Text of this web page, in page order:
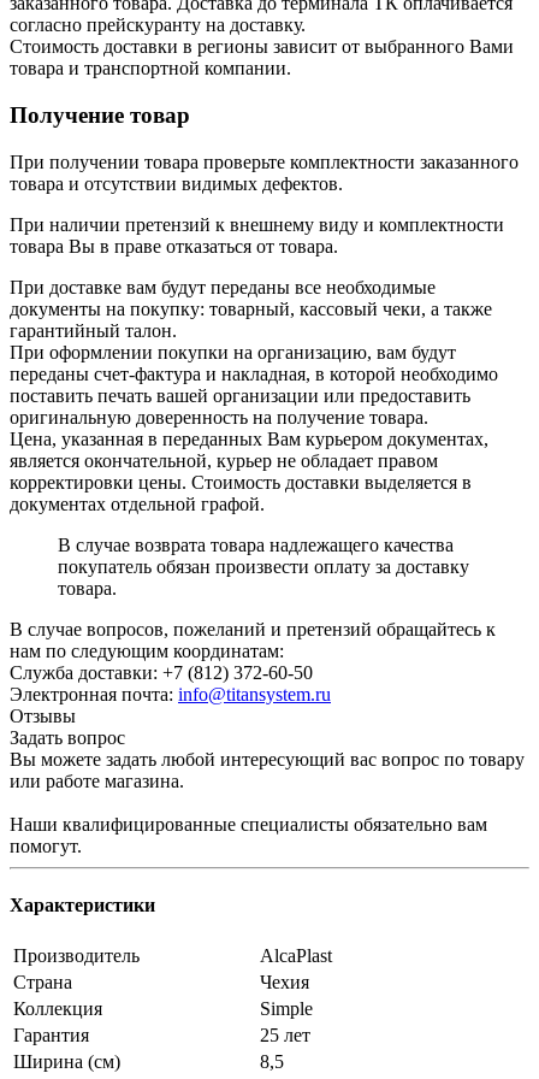
согласно прейскуранту на доставку.
Стоимость доставки в регионы зависит от выбранного Вами
товара и транспортной компании.
Получение товар
При получении товара проверьте комплектности заказанного
товара и отсутствии видимых дефектов.
При наличии претензий к внешнему виду и комплектности
товара Вы в праве отказаться от товара.
При доставке вам будут переданы все необходимые
документы на покупку: товарный, кассовый чеки, а также
гарантийный талон.
При оформлении покупки на организацию, вам будут
переданы счет-фактура и накладная, в которой необходимо
поставить печать вашей организации или предоставить
оригинальную доверенность на получение товара.
Цена, указанная в переданных Вам курьером документах,
является окончательной, курьер не обладает правом
корректировки цены. Стоимость доставки выделяется в
документах отдельной графой.
В случае возврата товара надлежащего качества
покупатель обязан произвести оплату за доставку
товара.
В случае вопросов, пожеланий и претензий обращайтесь к
нам по следующим координатам:
Служба доставки: +7 (812) 372-60-50
Электронная почта: info@titansystem.ru
Отзывы
Задать вопрос
Вы можете задать любой интересующий вас вопрос по товару
или работе магазина.
Наши квалифицированные специалисты обязательно вам
помогут.
Характеристики
Производитель
AlcaPlast
Страна
Чехия
Коллекция
Simple
Гарантия
25 лет
Ширина (см)
8,5